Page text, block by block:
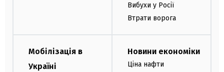
Вибухи у Росії
Втрати ворога
Мобілізація в
Україні
Новини економіки
Ціна нафти